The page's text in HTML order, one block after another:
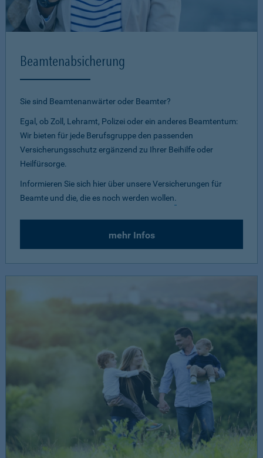
Beamtenabsicherung
Sie sind Beamtenanwärter oder Beamter?
Egal, ob Zoll, Lehramt, Polizei oder ein anderes Beamtentum:
Wir bieten für jede Berufsgruppe den passenden
Versicherungsschutz ergänzend zu Ihrer Beihilfe oder
Heilfürsorge.
Informieren Sie sich hier über unsere Versicherungen für
Beamte und die, die es noch werden wollen.
mehr Infos